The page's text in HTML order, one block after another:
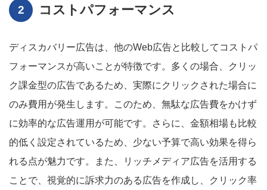
コストパフォーマンス
ディスカバリー広告は、他のWeb広告と比較してコストパ
フォーマンスが高いことが特徴です。多くの場合、クリッ
ク課金型の広告であるため、実際にクリックされた場合に
のみ費用が発生します。このため、無駄な広告費をかけず
に効率的な広告運用が可能です。さらに、金額相場も比較
的低く設定されているため、少ない予算で高い効果を得ら
れる点が魅力です。また、リッチメディア広告を活用する
ことで、視覚的に訴求力のある広告を作成し、クリック率